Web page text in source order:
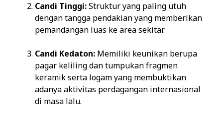
Candi Tinggi:Struktur yang paling utuh
dengan tangga pendakian yang memberikan
pemandangan luas ke area sekitar.
Candi Kedaton: Memiliki keunikan berupa
pagar keliling dan tumpukan fragmen
keramik serta logam yang membuktikan
adanya aktivitas perdagangan internasional
di masa lalu.